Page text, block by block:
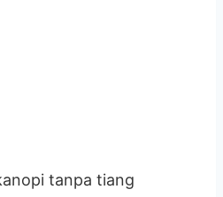
tanpa tiang